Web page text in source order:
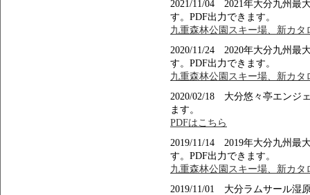
2021/11/04 2021年大分九州最
す。PDF出力できます。
九重森林公園スキー場、新カタ
2020/11/24 2020年大分九州最
す。PDF出力できます。
九重森林公園スキー場、新カタ
2020/02/18 大分悠々亭エンジ
ます。
PDFはこちら
2019/11/14 2019年大分九州最
す。PDF出力できます。
九重森林公園スキー場、新カタ
2019/11/01 大分ラムサール湿